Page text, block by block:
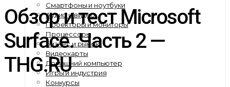
Смартфоны и ноутбуки
Аудио и видео
Проекторы и мониторы
Процессоры
Бизнес и рынок
Видеокарты
Домашний компьютер
Игры и индустрия
Конкурсы
Обзор и тест Microsoft
Surface. Часть 2 —
THG.RU